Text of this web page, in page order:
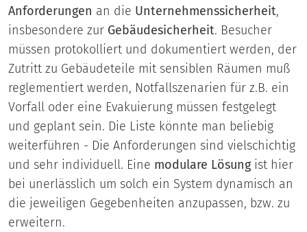
Anforderungen an die Unternehmenssicherheit,
insbesondere zur Gebäudesicherheit. Besucher
müssen protokolliert und dokumentiert werden, der
Zutritt zu Gebäudeteile mit sensiblen Räumen muß
reglementiert werden, Notfallszenarien für z.B. ein
Vorfall oder eine Evakuierung müssen festgelegt
und geplant sein. Die Liste könnte man beliebig
weiterführen - Die Anforderungen sind vielschichtig
und sehr individuell. Eine modulare Lösungist hier
bei unerlässlich um solch ein System dynamisch an
die jeweiligen Gegebenheiten anzupassen, bzw. zu
erweitern.